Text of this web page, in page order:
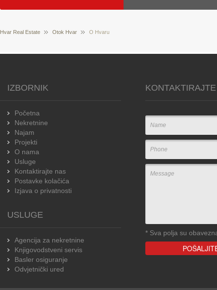
Hvar Real Estate Otok Hvar O Hvaru
IZBORNIK
Početna
Nekretnine
Najam
Projekti
O nama
Usluge
Kontaktirajte nas
Postavke kolačića
Izjava o privatnosti
USLUGE
Agencija za nekretnine
Knjigovodstveni servis
Basler osiguranje
Odvjetnički ured
* Sva polja su